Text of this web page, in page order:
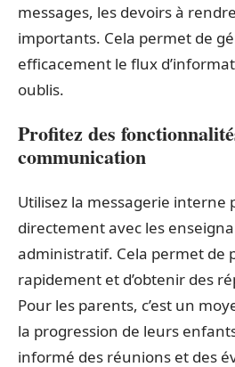
messages, les devoirs à
importants. Cela permet de
efficacement le flux
oublis.
Profitez des
communication
Utilisez la messagerie
directement avec les
administratif. Cela permet de
rapidement et d’obtenir des
Pour les parents, c’est un
la progression de leurs
informé des réunions et des